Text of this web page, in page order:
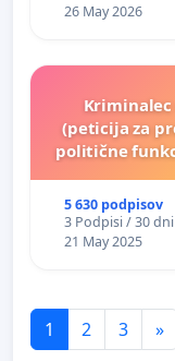
26 May 2026
(peticija za
politične
5 630 podpisov
3 Podpisi / 30 dni
21 May 2025
1 2 3 »